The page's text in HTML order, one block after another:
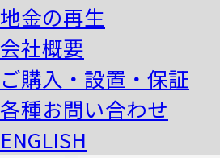
地金の再生
会社概要
ご購入・設置・保証
各種お問い合わせ
ENGLISH
備」の準備など
さい。
step
6 納品
事前のお打ち合